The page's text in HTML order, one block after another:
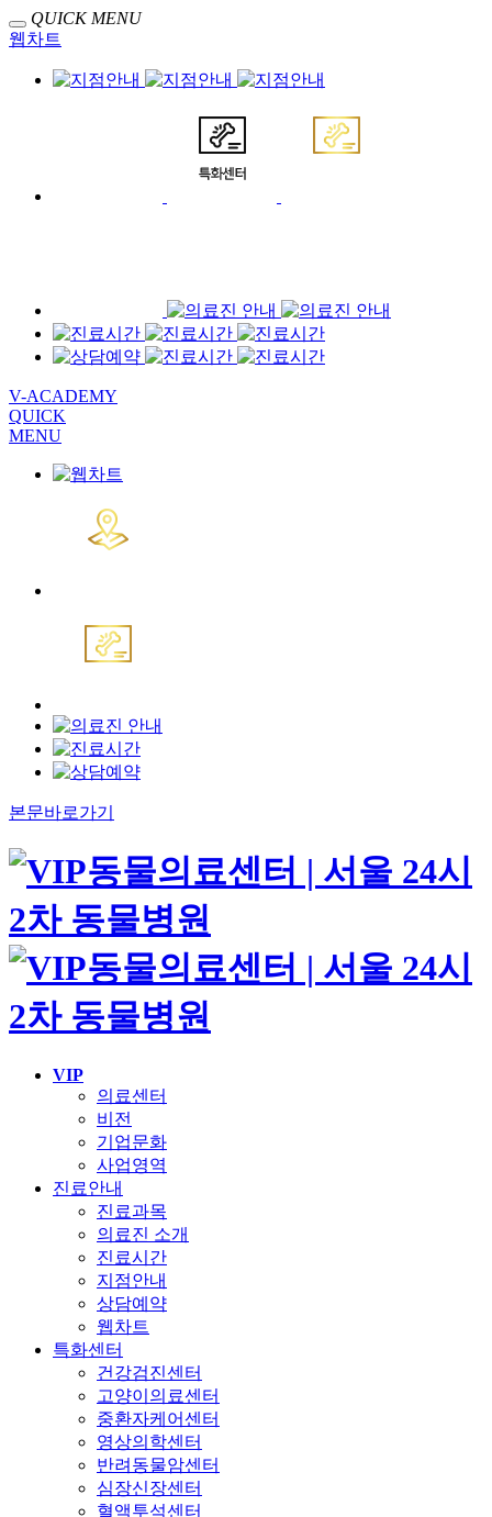
QUICK MENU
웹차트
V-ACADEMY
QUICK
MENU
본문바로가기
VIP
의료센터
비전
기업문화
사업영역
진료안내
진료과목
의료진 소개
진료시간
지점안내
상담예약
웹차트
특화센터
건강검진센터
고양이의료센터
중환자케어센터
영상의학센터
반려동물암센터
심장신장센터
혈액투석센터